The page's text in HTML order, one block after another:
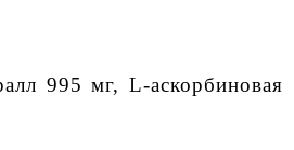
995 мг, L-аскорбиновая